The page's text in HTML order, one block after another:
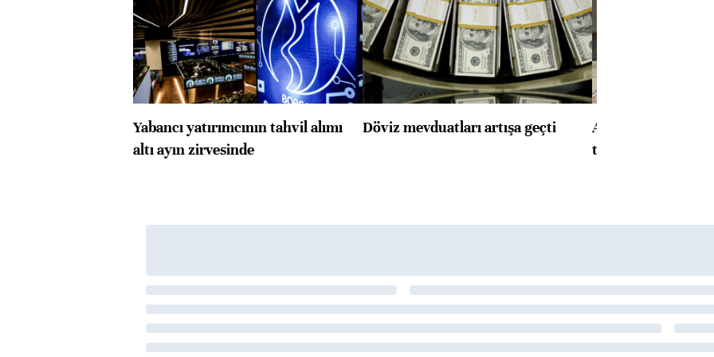
Yabancı yatırımcının tahvil alımı
altı ayın zirvesinde
Döviz mevduatları artışa geçti
ABD'de konut
toparlandı